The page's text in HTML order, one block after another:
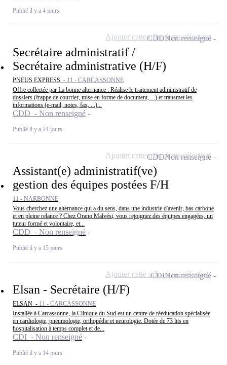
Publié il y a 4 jours
Secrétaire administratif /
Secrétaire administrative (H/F)
PNEUS EXPRESS - 11 - CARCASSONNE
Offre collectée par La bonne alternance : Réalise le traitement administratif de
dossiers (frappe de courrier, mise en forme de document, ...) et transmet les
informations (e-mail, notes, fax, ...)...
CDD - Non renseigné
Publié il y a 24 jours
CDDNon renseigné
Ajouter cette offre à ma sélection
Assistant(e) administratif(ve)
gestion des équipes postées F/H
11 - NARBONNE
Vous cherchez une alternance qui a du sens, dans une industrie d'avenir, bas carbone
et en pleine relance ? Chez Orano Malvési, vous rejoignez des équipes engagées, un
tuteur formé et volontaire, et...
CDD - Non renseigné
Publié il y a 15 jours
CDDNon renseigné
Ajouter cette offre à ma sélection
Elsan - Secrétaire (H/F)
ELSAN - 11 - CARCASSONNE
Installée à Carcassonne, la Clinique du Sud est un centre de rééducation spécialisée
en cardiologie, pneumologie, orthopédie et neurologie. Dotée de 73 lits en
hospitalisation à temps complet et de...
CDI - Non renseigné
Publié il y a 14 jours
CDINon renseigné
Ajouter cette offre à ma sélection